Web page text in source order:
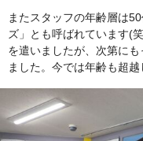
またスタッフの年齢層は
ズ」とも呼ばれています(
を遣いましたが、次第に
ました。今では年齢も超